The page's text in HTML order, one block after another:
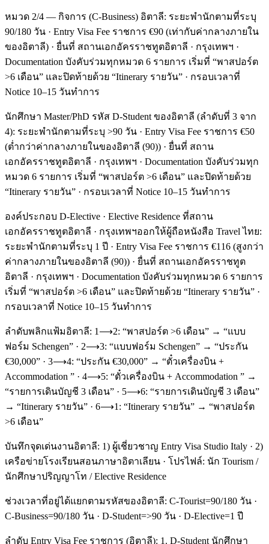
หมวด 2/4 — กิจการ (C-Business) อิตาลี: ระยะพำนักตามที่ระบุ
90/180 วัน · Entry Visa Fee ราชการ €90 (เท่ากับค่ากลางภายใน
ของอิตาลี) · ยื่นที่ สถานเอกอัครราชทูตอิตาลี · กรุงเทพฯ ·
Documentation บังคับร่วมทุกหมวด 6 รายการ เริ่มที่ “พาสปอร์ต
>6 เดือน” และปิดท้ายด้วย “Itinerary รายวัน” · กรอบเวลาที่
Notice 10–15 วันทำการ
นักศึกษา Master/PhD รหัส D-Student ของอิตาลี (ลำดับที่ 3 จาก
4): ระยะพำนักตามที่ระบุ >90 วัน · Entry Visa Fee ราชการ €50
(ต่ำกว่าค่ากลางภายในของอิตาลี (90)) · ยื่นที่ สถาน
เอกอัครราชทูตอิตาลี · กรุงเทพฯ · Documentation บังคับร่วมทุก
หมวด 6 รายการ เริ่มที่ “พาสปอร์ต >6 เดือน” และปิดท้ายด้วย
“Itinerary รายวัน” · กรอบเวลาที่ Notice 10–15 วันทำการ
องค์ประกอบ D-Elective · Elective Residence ที่สถาน
เอกอัครราชทูตอิตาลี · กรุงเทพฯออกให้ผู้ถือหนังสือ Travel ไทย:
ระยะพำนักตามที่ระบุ 1 ปี · Entry Visa Fee ราชการ €116 (สูงกว่า
ค่ากลางภายในของอิตาลี (90)) · ยื่นที่ สถานเอกอัครราชทูต
อิตาลี · กรุงเทพฯ · Documentation บังคับร่วมทุกหมวด 6 รายการ
เริ่มที่ “พาสปอร์ต >6 เดือน” และปิดท้ายด้วย “Itinerary รายวัน” ·
กรอบเวลาที่ Notice 10–15 วันทำการ
ลำดับพลิกแฟ้มอิตาลี: 1⟶2: “พาสปอร์ต >6 เดือน” → “แบบ
ฟอร์ม Schengen” · 2⟶3: “แบบฟอร์ม Schengen” → “ประกัน
€30,000” · 3⟶4: “ประกัน €30,000” → “ตั๋วเครื่องบิน +
Accommodation ” · 4⟶5: “ตั๋วเครื่องบิน + Accommodation ” →
“รายการเดินบัญชี 3 เดือน” · 5⟶6: “รายการเดินบัญชี 3 เดือน”
→ “Itinerary รายวัน” · 6⟶1: “Itinerary รายวัน” → “พาสปอร์ต
>6 เดือน”
บันทึกจุดเด่นงานอิตาลี: 1) ผู้เชี่ยวชาญ Entry Visa Studio Italy · 2)
เครือข่ายโรงเรียนสอนภาษาอิตาเลียน · โปรไฟล์: นัก Tourism /
นักศึกษาปริญญาโท / Elective Residence
ช่วงเวลาที่อยู่ได้แยกตามรหัสของอิตาลี: C-Tourist=90/180 วัน ·
C-Business=90/180 วัน · D-Student=>90 วัน · D-Elective=1 ปี
ลำดับ Entry Visa Fee ราชการ (อิตาลี): 1. D-Student นักศึกษา